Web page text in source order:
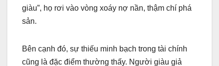
giàu”, họ rơi vào vòng xoáy nợ nần, thậm chí phá
sản.
Bên cạnh đó, sự thiếu minh bạch trong tài chính
cũng là đặc điểm thường thấy. Người giàu giả